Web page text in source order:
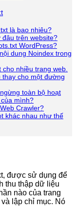
là bao nhiêu?
đâu trên website?
WordPress?
dung Noindex trong
nhiều trang web.
thay cho một đường
toàn bộ hoạt
mình?
Crawler?
khác nhau như thế
được sử dụng để
thu thập dữ liệu
nào của trang
lập chỉ mục. Nó